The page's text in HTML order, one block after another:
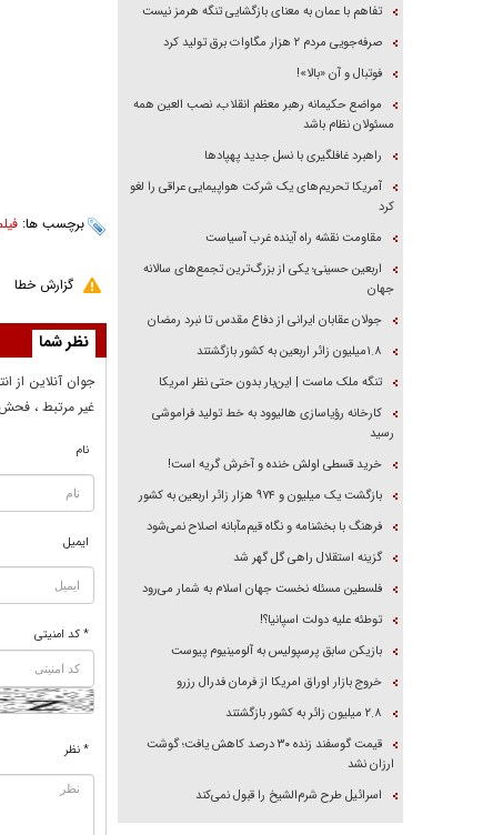
برچسب ها:
گزارش خطا
نظر شما
جوان آنلاين از
غير مرتبط ،
نام
ایمیل
* کد امنیتی
* نظر
تفاهم با عمان به معنای بازگشایی تنگه هرمز نیست
صرفه‌جویی مردم ۲ هزار مگاوات برق تولید کرد
فوتبال و آن «بالا»!
مواضع حکیمانه رهبر معظم انقلاب، نصب العین همه
مسئولان نظام باشد
راهبرد غافلگیری با نسل جدید پهپاد‌ها
آمریکا تحریم‌های یک شرکت هواپیمایی عراقی را لغو
کرد
مقاومت نقشه راه آینده غرب آسیاست
اربعین حسینی؛ یکی از بزرگ‌ترین تجمع‌های سالانه
جهان
جولان عقابان ایرانی از دفاع مقدس تا نبرد رمضان
۱.۸میلیون زائر اربعین به کشور بازگشتند
تنگه ملک ماست | این‌بار بدون حتی نظر امریکا
کارخانه رؤیاسازی هالیوود به خط تولید فراموشی
رسید
خرید قسطی اولش خنده و آخرش گریه است!
بازگشت یک میلیون و ۹۷۴ هزار زائر اربعین به کشور
فرهنگ با بخشنامه و نگاه قیم‌مآبانه اصلاح نمی‌شود
گزینه استقلال راهی گل گهر شد
فلسطین مسئله نخست جهان اسلام به شمار می‌رود
توطئه علیه دولت اسپانیا؟!
بازیکن سابق پرسپولیس به آلومینیوم پیوست
خروج بازار اوراق امریکا از فرمان فدرال رزرو
۲.۸ میلیون زائر به کشور بازگشتند
قیمت گوسفند زنده ۳۰ درصد کاهش یافت؛ گوشت
ارزان نشد
اسرائیل طرح شرم‌الشیخ را قبول نمی‌کند